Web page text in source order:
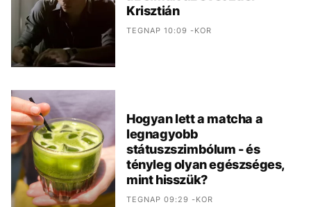
Krisztián
TEGNAP 10:09 -KOR
Hogyan lett a matcha a
legnagyobb
státuszszimbólum - és
tényleg olyan egészséges,
mint hisszük?
TEGNAP 09:29 -KOR